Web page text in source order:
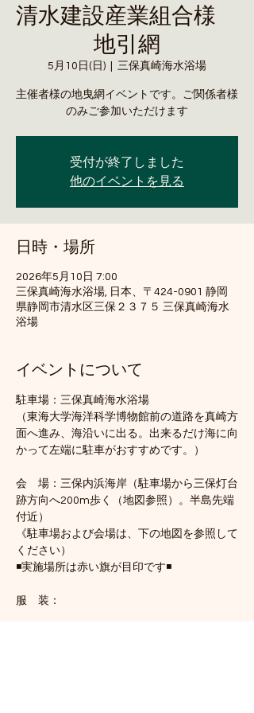
清水建設産業組合様
地引網
5月10日(日) 三保真崎海水浴場
主催者様の地曳網イベントです。ご関係者様
のみご参加いただけます
受付が終了しました
他のイベントを見る
日時・場所
2026年5月10日 7:00
三保真崎海水浴場, 日本、〒424-0901 静岡
県静岡市清水区三保２３７５ 三保真崎海水
浴場
イベントについて
駐車場：三保真崎海水浴場
（東海大学海洋科学博物館前の道路を真崎方
面へ進み、海沿いに出る。出来るだけ海に向
かって左端に駐車がおすすめです。）
会　場：三保内浜海岸（駐車場から三保灯台
跡方向へ200m歩く（地図参照）。半島先端
付近）
《駐車場および会場は、下の地図を参照して
ください）
◾️実施場所は赤い旗が目印です◾️
服　装：